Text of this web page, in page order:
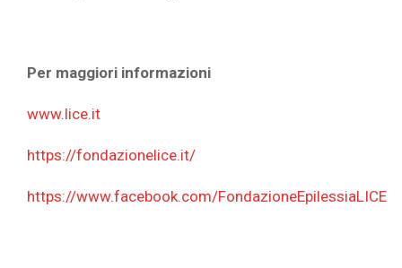
Per maggiori informazioni
www.lice.it
https://fondazionelice.it/
https://www.facebook.com/FondazioneEpilessiaLICE